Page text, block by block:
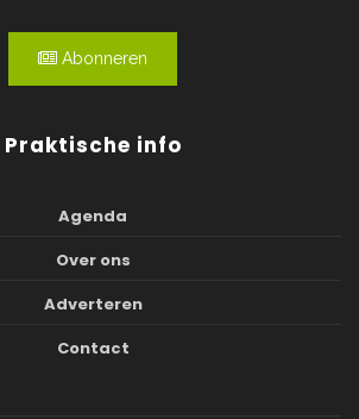
Abonneren
Praktische info
Agenda
Over ons
Adverteren
Contact